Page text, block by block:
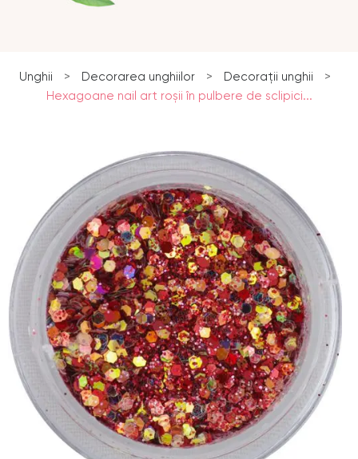
Unghii > Decorarea unghiilor > Decorații unghii
>
Hexagoane nail art roşii în pulbere de sclipici...